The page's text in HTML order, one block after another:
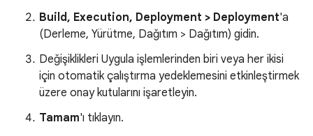
Build, Execution, Deployment > Deployment'a
(Derleme, Yürütme, Dağıtım > Dağıtım) gidin.
Değişiklikleri Uygula işlemlerinden biri veya her ikisi
için otomatik çalıştırma yedeklemesini etkinleştirmek
üzere onay kutularını işaretleyin.
Tamam'ı tıklayın.